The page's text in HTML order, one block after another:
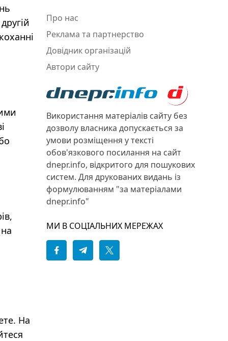
На
Про нас
Реклама та партнерство
Довідник організацій
Автори сайту
Використання матеріалів сайту без
дозволу власника допускається за
умови розміщення у тексті
обов'язкового посилання на сайт
dnepr.info, відкритого для пошукових
систем. Для друкованих видань із
формулюванням "за матеріалами
dnepr.info"
МИ В СОЦІАЛЬНИХ МЕРЕЖАХ